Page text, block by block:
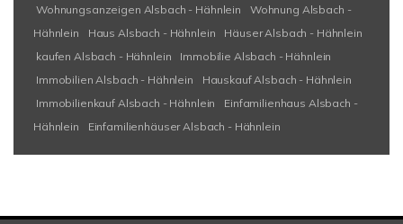
Wohnungsanzeigen Alsbach - Hähnlein
Wohnung Alsbach -
Hähnlein
Haus Alsbach - Hähnlein
Häuser Alsbach - Hähnlein
kaufen Alsbach - Hähnlein
Immobilie Alsbach - Hähnlein
Immobilien Alsbach - Hähnlein
Hauskauf Alsbach - Hähnlein
Immobilienkauf Alsbach - Hähnlein
Einfamilienhaus Alsbach -
Hähnlein
Einfamilienhäuser Alsbach - Hähnlein